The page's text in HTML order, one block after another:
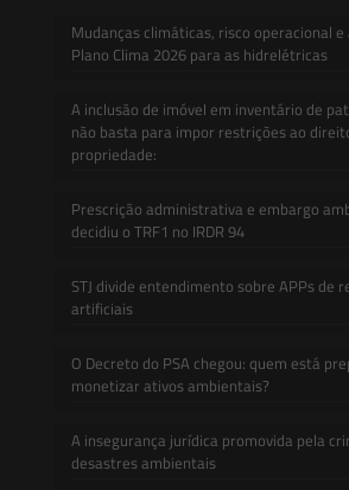
Mudanças climáticas, risco operacional e
Plano Clima 2026 para as hidrelétricas
A inclusão de imóvel em inventário de
não basta para impor restrições ao
propriedade:
Prescrição administrativa e embargo
decidiu o TRF1 no IRDR 94
STJ divide entendimento sobre APPs de
artificiais
O Decreto do PSA chegou: quem está
monetizar ativos ambientais?
A insegurança jurídica promovida pela
desastres ambientais